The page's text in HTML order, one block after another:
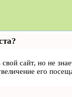
сайт, но не
его